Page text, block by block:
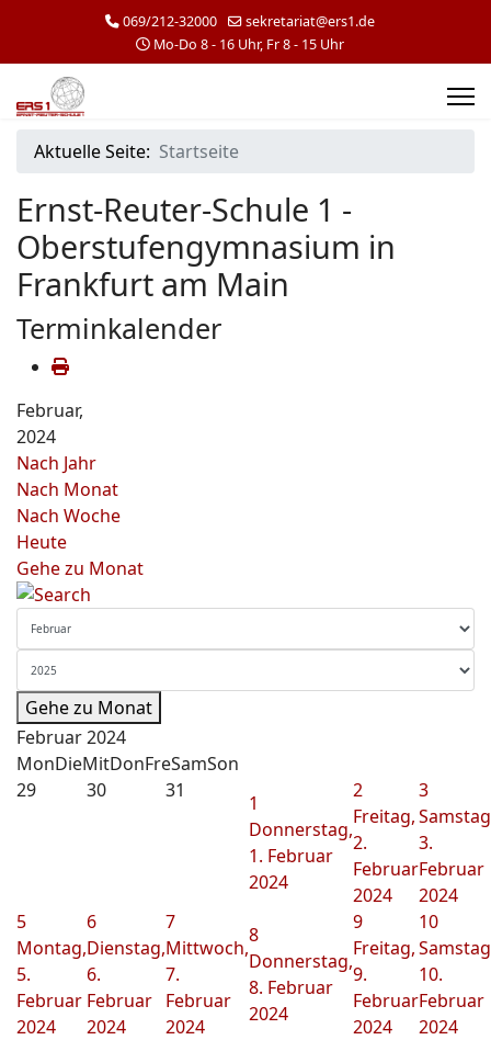
069/212-32000
sekretariat@ers1.de
Mo-Do 8 - 16 Uhr, Fr 8 - 15 Uhr
Aktuelle Seite: Startseite
Ernst-Reuter-Schule 1 -
Oberstufengymnasium in
Frankfurt am Main
Terminkalender
Februar,
2024
Nach Jahr
Nach Monat
Nach Woche
Heute
Gehe zu Monat
Gehe zu Monat
Februar 2024
MonDieMitDonFreSamSon
29
30 31
1
Donnerstag,
1. Februar
2024
2
Freitag,
2.
Februar
2024
3
3.
Februar
2024
5
Montag,
5.
Februar
2024
6
Dienstag,
6.
Februar
2024
7
Mittwoch,
7.
Februar
2024
8
Donnerstag,
8. Februar
2024
9
Freitag,
9.
Februar
2024
10
10.
Februar
2024